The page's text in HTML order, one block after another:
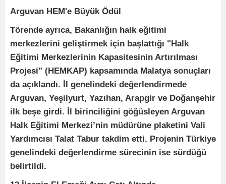
Arguvan HEM'e Büyük Ödül
Törende ayrıca, Bakanlığın halk eğitimi
merkezlerini geliştirmek için başlattığı "Halk
Eğitimi Merkezlerinin Kapasitesinin Artırılması
Projesi" (HEMKAP) kapsamında Malatya sonuçları
da açıklandı. İl genelindeki değerlendirmede
Arguvan, Yeşilyurt, Yazıhan, Arapgir ve Doğanşehir
ilk beşe girdi. İl birinciliğini göğüsleyen Arguvan
Halk Eğitimi Merkezi’nin müdürüne plaketini Vali
Yardımcısı Talat Tabur takdim etti. Projenin Türkiye
genelindeki değerlendirme sürecinin ise sürdüğü
belirtildi.